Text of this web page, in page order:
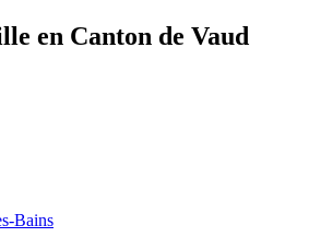
en Canton de Vaud
Bains